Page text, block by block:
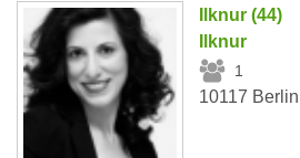
Ilknur (44)
Ilknur
1
10117 Berlin